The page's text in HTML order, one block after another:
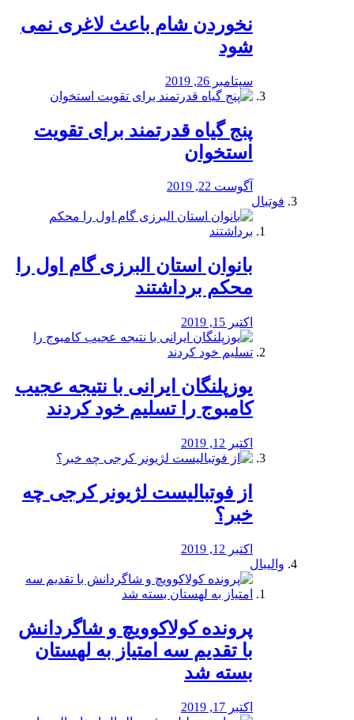
نخوردن شام باعث لاغری نمی
‌شود
سپتامبر 26, 2019
پنج گیاه قدرتمند برای تقویت
استخوان
آگوست 22, 2019
فوتبال
بانوان استان البرزی گام اول را
محكم برداشتند
اکتبر 15, 2019
یوزپلنگان ایرانی با نتیجه عجیب
کامبوج را تسلیم خود کردند
اکتبر 12, 2019
از فوتبالیست لژیونر کرجی چه
خبر؟
اکتبر 12, 2019
والیبال
پرونده کولاکوویچ و شاگردانش
با تقدیم سه امتیاز به لهستان
بسته شد
اکتبر 17, 2019